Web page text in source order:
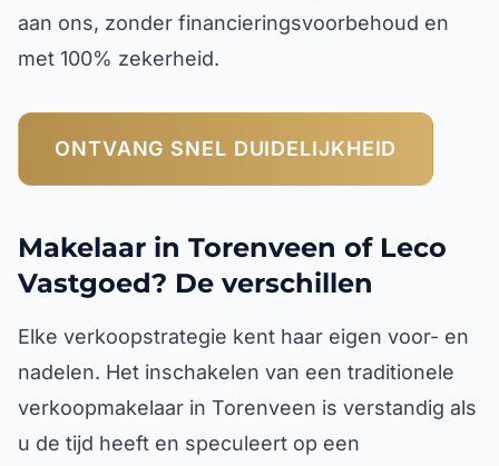
aan ons, zonder financieringsvoorbehoud en
met 100% zekerheid.
ONTVANG SNEL DUIDELIJKHEID
Makelaar in Torenveen of Leco
Vastgoed? De verschillen
Elke verkoopstrategie kent haar eigen voor- en
nadelen. Het inschakelen van een traditionele
verkoopmakelaar in Torenveen is verstandig als
u de tijd heeft en speculeert op een